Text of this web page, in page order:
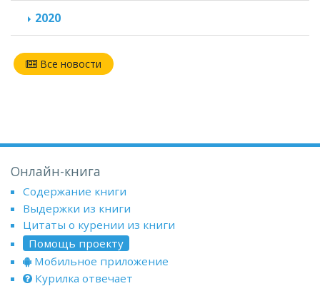
2020
Все новости
Онлайн-книга
Содержание книги
Выдержки из книги
Цитаты о курении из книги
Помощь проекту
Мобильное приложение
Курилка отвечает